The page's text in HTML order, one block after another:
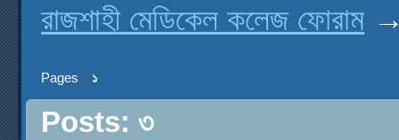
রাজশাহী মেডিকেল কলেজ ফোরাম
Pages ১
Posts: ৩